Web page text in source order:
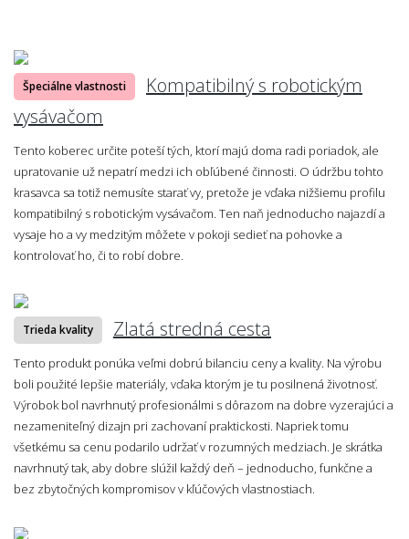
Špeciálne vlastnosti
Kompatibilný s robotickým
vysávačom
Tento koberec určite poteší tých, ktorí majú doma radi poriadok, ale
upratovanie už nepatrí medzi ich obľúbené činnosti. O údržbu tohto
krasavca sa totiž nemusíte starať vy, pretože je vďaka nižšiemu profilu
kompatibilný s robotickým vysávačom. Ten naň jednoducho najazdí a
vysaje ho a vy medzitým môžete v pokoji sedieť na pohovke a
kontrolovať ho, či to robí dobre.
Trieda kvality Zlatá stredná cesta
Tento produkt ponúka veľmi dobrú bilanciu ceny a kvality. Na výrobu
boli použité lepšie materiály, vďaka ktorým je tu posilnená životnosť.
Výrobok bol navrhnutý profesionálmi s dôrazom na dobre vyzerajúci a
nezameniteľný dizajn pri zachovaní praktickosti. Napriek tomu
všetkému sa cenu podarilo udržať v rozumných medziach. Je skrátka
navrhnutý tak, aby dobre slúžil každý deň – jednoducho, funkčne a
bez zbytočných kompromisov v kľúčových vlastnostiach.